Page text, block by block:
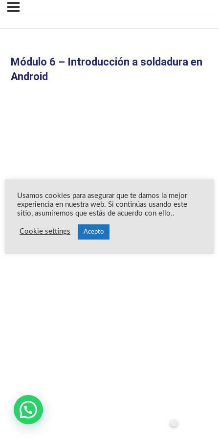
Módulo 6 – Introducción a soldadura en
Android
Usamos cookies para asegurar que te damos la mejor
experiencia en nuestra web. Si continúas usando este
sitio, asumiremos que estás de acuerdo con ello..
Cookie settings Acepto